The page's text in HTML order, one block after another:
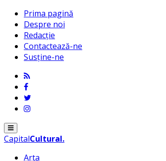
Prima pagină
Despre noi
Redacție
Contactează-ne
Susține-ne
Menu
CapitalCultural.
Arta